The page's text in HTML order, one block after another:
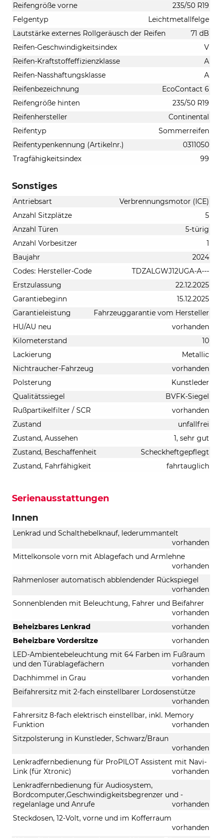
Reifengröße vorne
235/50 R19
Felgentyp
Leichtmetallfelge
Lautstärke externes Rollgeräusch der Reifen
71 dB
Reifen-Geschwindigkeitsindex
V
Reifen-Kraftstoffeffizienzklasse
A
Reifen-Nasshaftungsklasse
A
Reifenbezeichnung
EcoContact 6
Reifengröße hinten
235/50 R19
Reifenhersteller
Continental
Reifentyp
Sommerreifen
Reifentypenkennung (Artikelnr.)
0311050
Tragfähigkeitsindex
99
Sonstiges
Antriebsart
Verbrennungsmotor (ICE)
Anzahl Sitzplätze
5
Anzahl Türen
5-türig
Anzahl Vorbesitzer
1
Baujahr
2024
Codes: Hersteller-Code
TDZALGWJ12UGA-A---
Erstzulassung
22.12.2025
Garantiebeginn
15.12.2025
Garantieleistung
Fahrzeuggarantie vom Hersteller
HU/AU neu
vorhanden
Kilometerstand
10
Lackierung
Metallic
Nichtraucher-Fahrzeug
vorhanden
Polsterung
Kunstleder
Qualitätssiegel
BVFK-Siegel
Rußpartikelfilter / SCR
vorhanden
Zustand
unfallfrei
Zustand, Aussehen
1, sehr gut
Zustand, Beschaffenheit
Scheckheftgepflegt
Zustand, Fahrfähigkeit
fahrtauglich
Serienausstattungen
Innen
Lenkrad und Schalthebelknauf, lederummantelt
vorhanden
Mittelkonsole vorn mit Ablagefach und Armlehne
vorhanden
Rahmenloser automatisch abblendender Rückspiegel
vorhanden
Sonnenblenden mit Beleuchtung, Fahrer und Beifahrer
vorhanden
Beheizbares Lenkrad
vorhanden
Beheizbare Vordersitze
vorhanden
LED-Ambientebeleuchtung mit 64 Farben im Fußraum
und den Türablagefächern
vorhanden
Dachhimmel in Grau
vorhanden
Beifahrersitz mit 2-fach einstellbarer Lordosenstütze
vorhanden
Fahrersitz 8-fach elektrisch einstellbar, inkl. Memory
Funktion
vorhanden
Sitzpolsterung in Kunstleder, Schwarz/Braun
vorhanden
Lenkradfernbedienung für ProPILOT Assistent mit Navi-
Link (für Xtronic)
vorhanden
Lenkradfernbedienung für Audiosystem,
Bordcomputer,Geschwindigkeitsbegrenzer und -
regelanlage und Anrufe
vorhanden
Steckdosen, 12-Volt, vorne und im Kofferraum
vorhanden